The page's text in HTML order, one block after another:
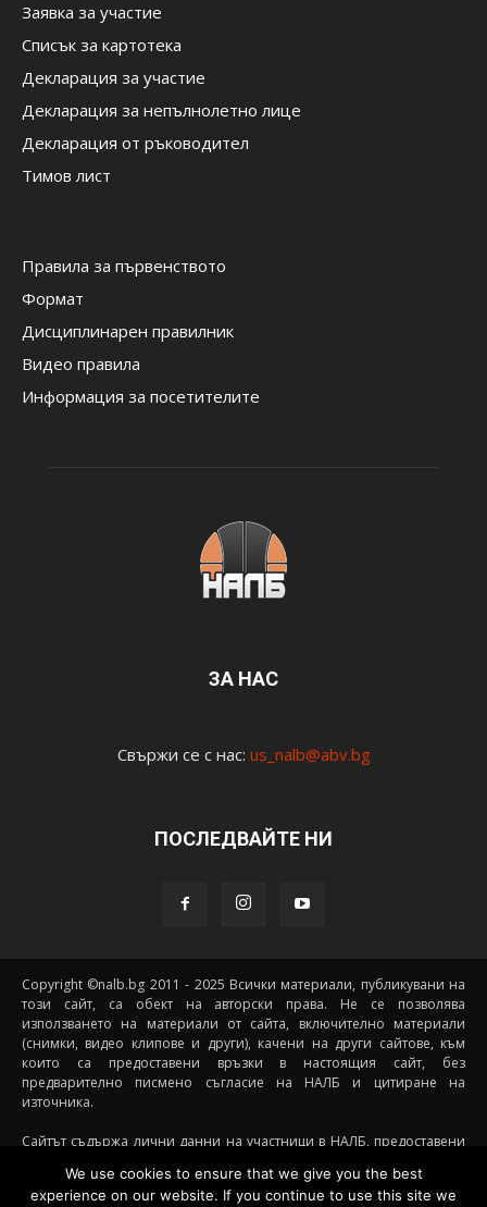
Заявка за участие
Списък за картотека
Декларация за участие
Декларация за непълнолетно лице
Декларация от ръководител
Тимов лист
Правила за първенството
Формат
Дисциплинарен правилник
Видео правила
Информация за посетителите
ЗА НАС
Свържи се с нас: us_nalb@abv.bg
ПОСЛЕДВАЙТЕ НИ
Copyright ©nalb.bg 2011 - 2025 Всички материали, публикувани на
този сайт, са обект на авторски права. Не се позволява
използването на материали от сайта, включително материали
(снимки, видео клипове и други), качени на други сайтове, към
които са предоставени връзки в настоящия сайт, без
предварително писмено съгласие на НАЛБ и цитиране на
източника.
Сайтът съдържа лични данни на участници в НАЛБ, предоставени
случай че става дума за непълнолетни участници) посредством
подписани декларации за участие, съгласявайки се данните им да
We use cookies to ensure that we give you the best
experience on our website. If you continue to use this site we